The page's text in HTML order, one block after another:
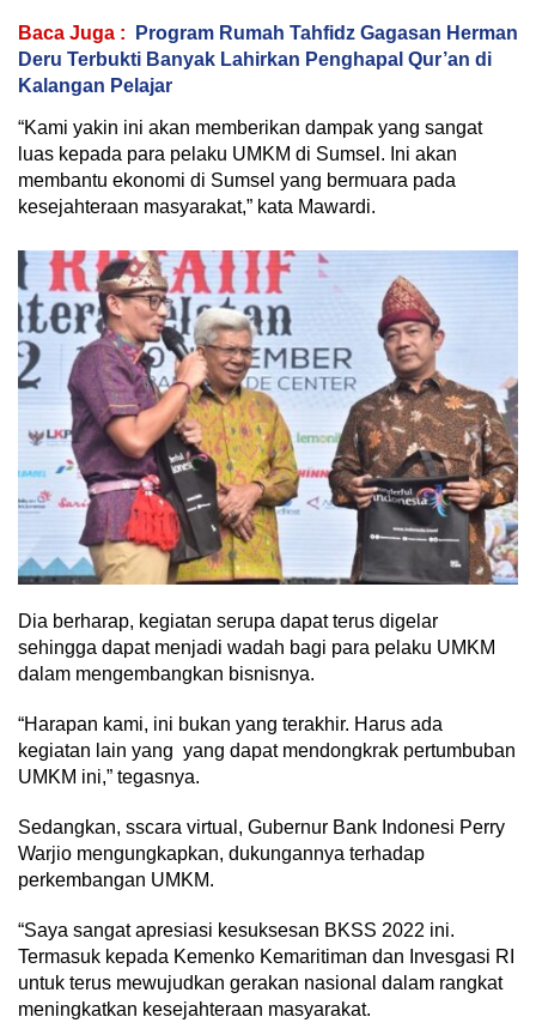
Baca Juga :
Program Rumah Tahfidz Gagasan Herman
Deru Terbukti Banyak Lahirkan Penghapal Qur’an di
Kalangan Pelajar
“Kami yakin ini akan memberikan dampak yang sangat
luas kepada para pelaku UMKM di Sumsel. Ini akan
membantu ekonomi di Sumsel yang bermuara pada
kesejahteraan masyarakat,” kata Mawardi.
Dia berharap, kegiatan serupa dapat terus digelar
sehingga dapat menjadi wadah bagi para pelaku UMKM
dalam mengembangkan bisnisnya.
“Harapan kami, ini bukan yang terakhir. Harus ada
kegiatan lain yang yang dapat mendongkrak pertumbuban
UMKM ini,” tegasnya.
Sedangkan, sscara virtual, Gubernur Bank Indonesi Perry
Warjio mengungkapkan, dukungannya terhadap
perkembangan UMKM.
“Saya sangat apresiasi kesuksesan BKSS 2022 ini.
Termasuk kepada Kemenko Kemaritiman dan Invesgasi RI
untuk terus mewujudkan gerakan nasional dalam rangkat
meningkatkan kesejahteraan masyarakat.